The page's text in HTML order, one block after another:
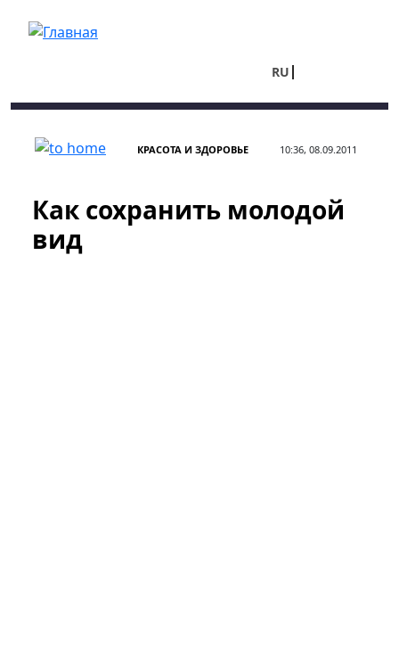
RU
КРАСОТА И ЗДОРОВЬЕ 10:36, 08.09.2011
Как сохранить молодой
вид